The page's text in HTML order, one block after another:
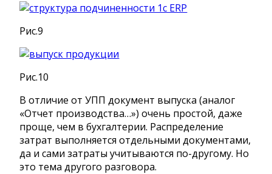
Рис.9
Рис.10
В отличие от УПП документ выпуска (аналог
«Отчет производства…») очень простой, даже
проще, чем в бухгалтерии. Распределение
затрат выполняется отдельными документами,
да и сами затраты учитываются по-другому. Но
это тема другого разговора.